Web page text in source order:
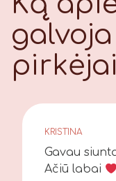
galvoja
KRISTINA
Gavau
Ačiū labai